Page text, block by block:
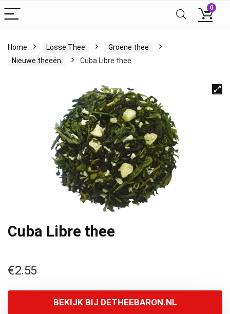
0
Home Losse Thee
Groene thee
Nieuwe theeën
Cuba Libre thee
Cuba Libre thee
€2.55
BEKIJK BIJ DETHEEBARON.NL